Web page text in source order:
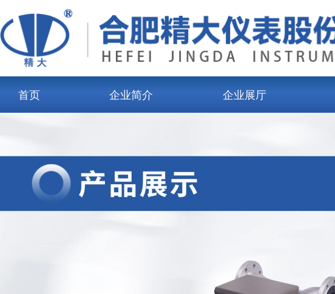
首页 企业简介 企业展厅